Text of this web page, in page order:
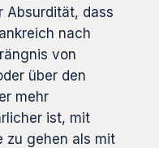
Absurdität, dass
nach
von
über den
mehr
ist, mit
zu gehen als mit